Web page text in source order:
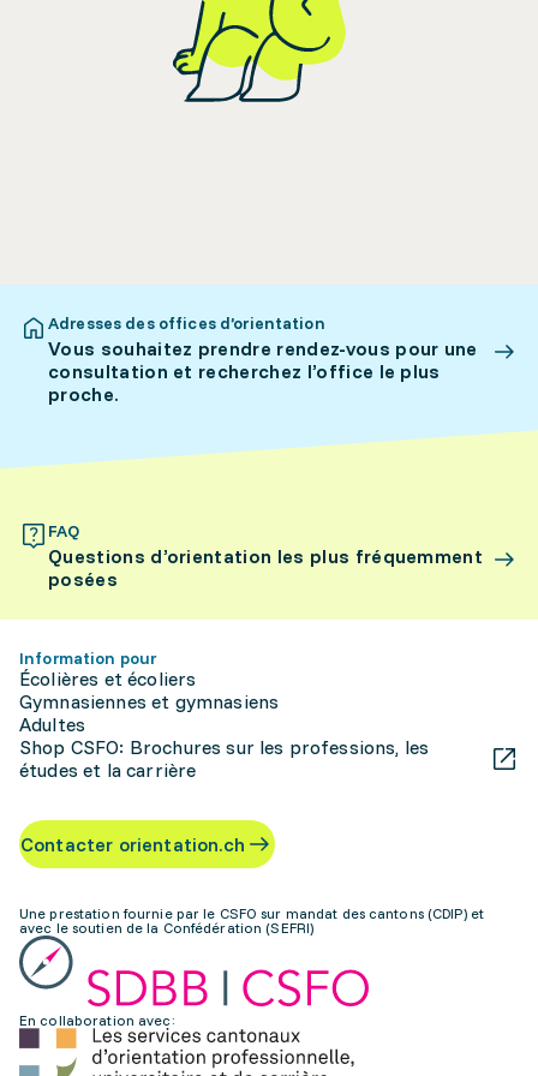
Adresses des offices d’orientation
Vous souhaitez prendre rendez-vous pour une
consultation et recherchez l’office le plus
proche.
FAQ
Questions d’orientation les plus fréquemment
posées
Information pour
Écolières et écoliers
Gymnasiennes et gymnasiens
Adultes
Shop CSFO: Brochures sur les professions, les
études et la carrière
Contacter orientation.ch
Une prestation fournie par le CSFO sur mandat des cantons (CDIP) et
avec le soutien de la Confédération (SEFRI)
En collaboration avec: